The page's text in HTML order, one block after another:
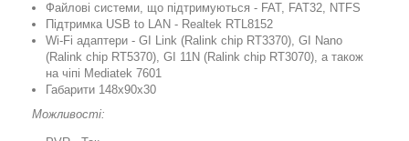
Файлові системи, що підтримуються - FAT, FAT32, NTFS
Підтримка USB to LAN - Realtek RTL8152
Wi-Fi адаптери - GI Link (Ralink chip RT3370), GI Nano
(Ralink chip RT5370), GI 11N (Ralink chip RT3070), а також
на чіпі Mediatek 7601
Габарити 148x90x30
Можливості: